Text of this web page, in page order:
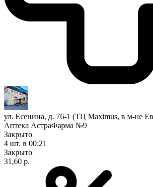
ул. Есенина, д. 76-1 (ТЦ Maximus, в м-не
Аптека АстраФарма №9
Закрыто
4 шт. в 00:21
Закрыто
31,60 р.